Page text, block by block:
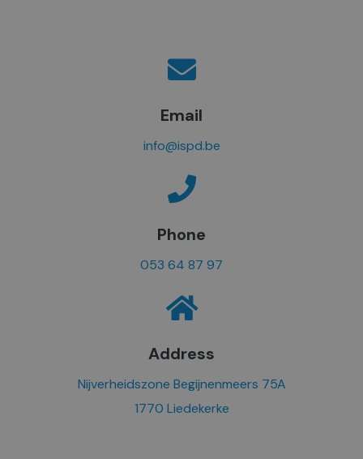
Email
info@ispd.be
Phone
053 64 87 97
Address
Nijverheidszone Begijnenmeers 75A
1770 Liedekerke